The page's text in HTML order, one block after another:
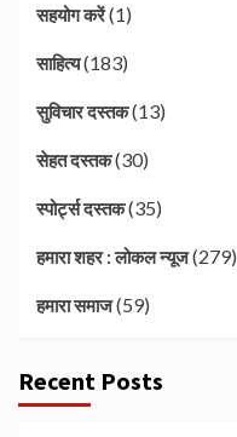
सहयोग करें(1)
साहित्य(183)
सुविचार दस्तक(13)
सेहत दस्तक(30)
स्पोर्ट्स दस्तक(35)
हमारा शहर : लोकल न्यूज(279)
हमारा समाज(59)
Recent Posts